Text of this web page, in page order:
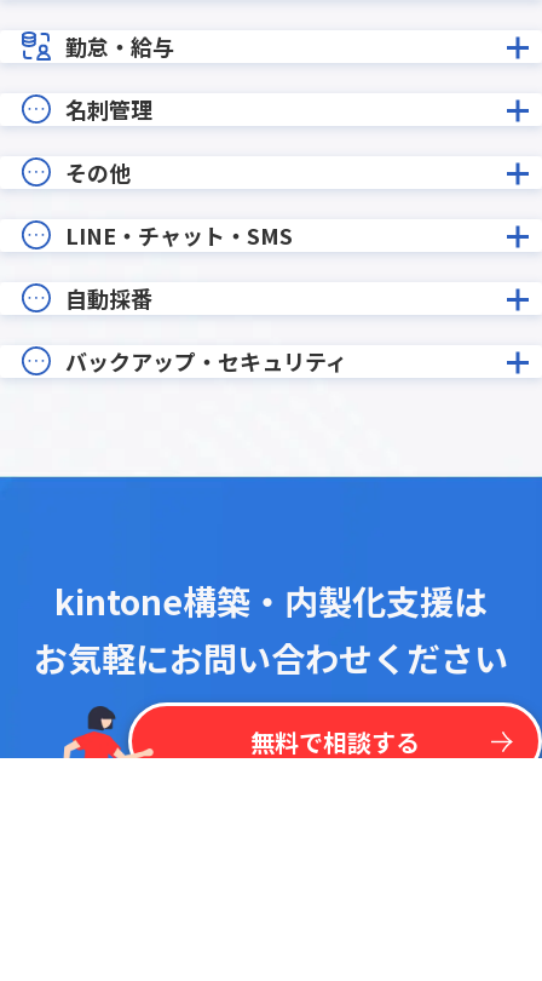
勤怠・給与
名刺管理
その他
LINE・チャット・SMS
自動採番
バックアップ・セキュリティ
kintone構築・内製化支援は
お気軽にお問い合わせください
無料で相談する
今なら
最 新リス トを 一括 掲載！
kintone
プラグイン